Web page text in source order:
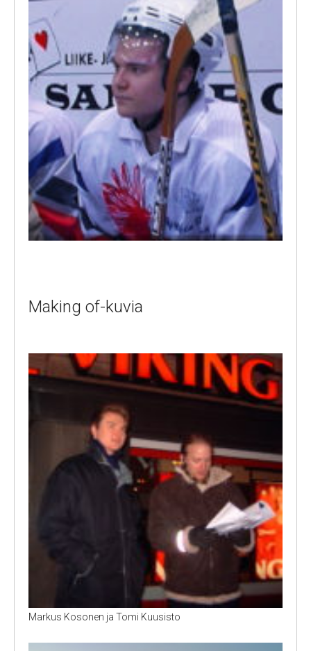
Making of-kuvia
Markus Kosonen ja Tomi Kuusisto